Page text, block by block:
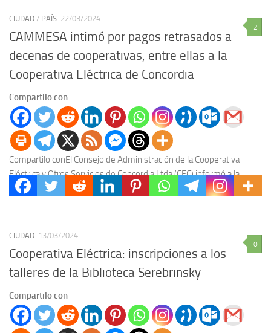
2
CIUDAD / PAÍS 22/03/2024
CAMMESA intimó por pagos retrasados a
decenas de cooperativas, entre ellas a la
Cooperativa Eléctrica de Concordia
Compartilo con
Compartilo conEl Consejo de Administración de la Cooperativa
Eléctrica y Otros Servicios de Concordia Ltda (CEC) informó a la
comunidad y, en particular, a sus...
0
CIUDAD 13/03/2024
Cooperativa Eléctrica: inscripciones a los
talleres de la Biblioteca Serebrinsky
Compartilo con